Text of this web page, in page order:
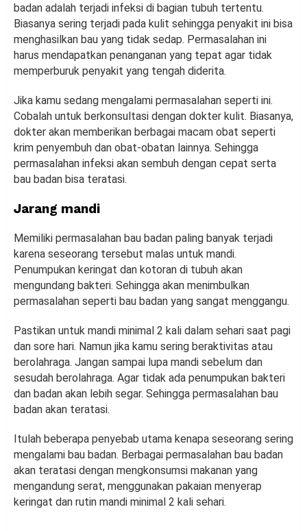
badan adalah terjadi infeksi di bagian tubuh tertentu.
Biasanya sering terjadi pada kulit sehingga penyakit ini bisa
menghasilkan bau yang tidak sedap. Permasalahan ini
harus mendapatkan penanganan yang tepat agar tidak
memperburuk penyakit yang tengah diderita.
Jika kamu sedang mengalami permasalahan seperti ini.
Cobalah untuk berkonsultasi dengan dokter kulit. Biasanya,
dokter akan memberikan berbagai macam obat seperti
krim penyembuh dan obat-obatan lainnya. Sehingga
permasalahan infeksi akan sembuh dengan cepat serta
bau badan bisa teratasi.
Jarang mandi
Memiliki permasalahan bau badan paling banyak terjadi
karena seseorang tersebut malas untuk mandi.
Penumpukan keringat dan kotoran di tubuh akan
mengundang bakteri. Sehingga akan menimbulkan
permasalahan seperti bau badan yang sangat menggangu.
Pastikan untuk mandi minimal 2 kali dalam sehari saat pagi
dan sore hari. Namun jika kamu sering beraktivitas atau
berolahraga. Jangan sampai lupa mandi sebelum dan
sesudah berolahraga. Agar tidak ada penumpukan bakteri
dan badan akan lebih segar. Sehingga permasalahan bau
badan akan teratasi.
Itulah beberapa penyebab utama kenapa seseorang sering
mengalami bau badan. Berbagai permasalahan bau badan
akan teratasi dengan mengkonsumsi makanan yang
mengandung serat, menggunakan pakaian menyerap
keringat dan rutin mandi minimal 2 kali sehari.